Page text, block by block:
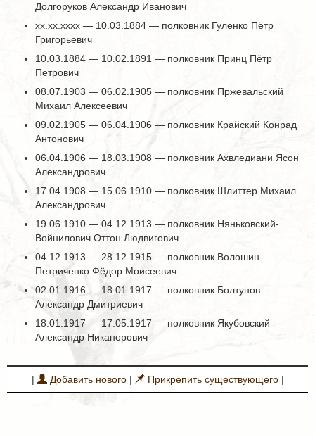
Долгоруков Александр Иванович
хх.хх.хххх — 10.03.1884 — полковник Гуленко Пётр
Григорьевич
10.03.1884 — 10.02.1891 — полковник Принц Пётр
Петрович
08.07.1903 — 06.02.1905 — полковник Пржевальский
Михаил Алексеевич
09.02.1905 — 06.04.1906 — полковник Крайский Конрад
Антонович
06.04.1906 — 18.03.1908 — полковник Ахвледиани Ясон
Александрович
17.04.1908 — 15.06.1910 — полковник Шлиттер Михаил
Александрович
19.06.1910 — 04.12.1913 — полковник Няньковский-
Войнилович Оттон Людвигович
04.12.1913 — 28.12.1915 — полковник Волошин-
Петриченко Фёдор Моисеевич
02.01.1916 — 18.01.1917 — полковник Болтунов
Александр Дмитриевич
18.01.1917 — 17.05.1917 — полковник Якубовский
Александр Никанорович
| Добавить нового | Прикрепить существующего|